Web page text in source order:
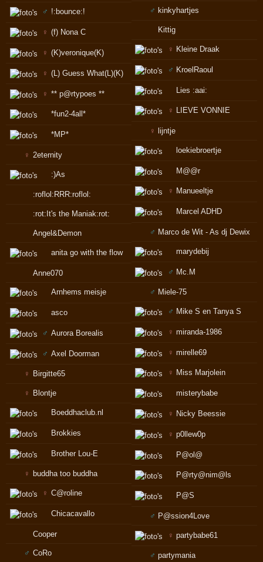
♂ !:bounce:!
♀ (f) Nona C
♀ (K)veronique(K)
♀ (L) Guess What(L)(K)
♀ ** p@rtypoes **
*fun2-4all*
*MP*
♀ 2eternity
:)As
:roflol:RRR:roflol:
:rot:It's the Maniak:rot:
Angel&Demon
anita go with the flow
Anne070
Arnhems meisje
asco
♂ Aurora Borealis
♂ Axel Doorman
♀ Birgitte65
♀ Blontje
Boeddhaclub.nl
Brokkies
Brother Lou-E
♀ buddha too buddha
♀ C@roline
Chicacavallo
Cooper
♂ CoRo
♂ kinkyhartjes
Kittig
♀ Kleine Draak
♂ KroelRaoul
Lies :aai:
♀ LIEVE VONNIE
♀ lijntje
loekiebroertje
M@@r
♀ Manueeltje
Marcel ADHD
♂ Marco de Wit - As dj Dewix
marydebij
♂ Mc.M
♂ Miele-75
♂ Mike S en Tanya S
♀ miranda-1986
♀ mirelle69
♀ Miss Marjolein
misterybabe
♀ Nicky Beessie
♀ p0llew0p
P@ol@
P@rty@nim@ls
P@S
♂ P@ssion4Love
♀ partybabe61
♂ partymania